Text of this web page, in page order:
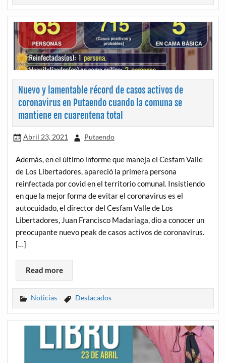
Nuevo y lamentable récord de casos activos de
coronavirus en Putaendo cuando la comuna se
mantiene en cuarentena total
Abril 23, 2021 Putaendo
Además, en el último informe que maneja el Cesfam Valle
de Los Libertadores, apareció la primera persona
reinfectada por covid en el territorio comunal. Insistiendo
en que la mejor forma de evitar el coronavirus es el
autocuidado, el director del Cesfam Valle de Los
Libertadores, Juan Francisco Madariaga, dio a conocer un
preocupante nuevo peak de casos activos de coronavirus.
[…]
Read more
Noticias Destacados